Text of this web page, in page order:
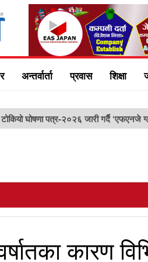
अन्तर्वार्ता प्रवास शिक्षा
घोषणा पत्र-२०२६ जारी गर्दै ‘एफएनजे
कारण